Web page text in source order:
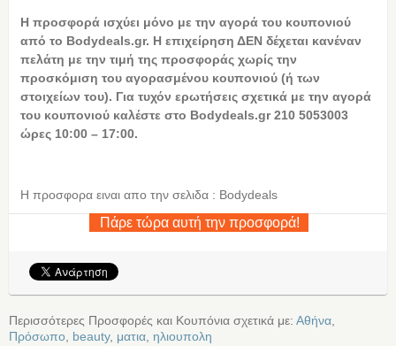
H προσφορά ισχύει μόνο με την αγορά του κουπονιού
από το Bodydeals.gr. Η επιχείρηση ΔΕΝ δέχεται κανέναν
πελάτη με την τιμή της προσφοράς χωρίς την
προσκόμιση του αγορασμένου κουπονιού (ή των
στοιχείων του). Για τυχόν ερωτήσεις σχετικά με την αγορά
του κουπονιού καλέστε στο Bodydeals.gr 210 5053003
ώρες 10:00 – 17:00.
Η προσφορα ειναι απο την σελιδα : Bodydeals
Πάρε τώρα αυτή την προσφορά!
Περισσότερες Προσφορές και Κουπόνια σχετικά με: Αθήνα
Πρόσωπο beauty, ματια ηλιουπολη